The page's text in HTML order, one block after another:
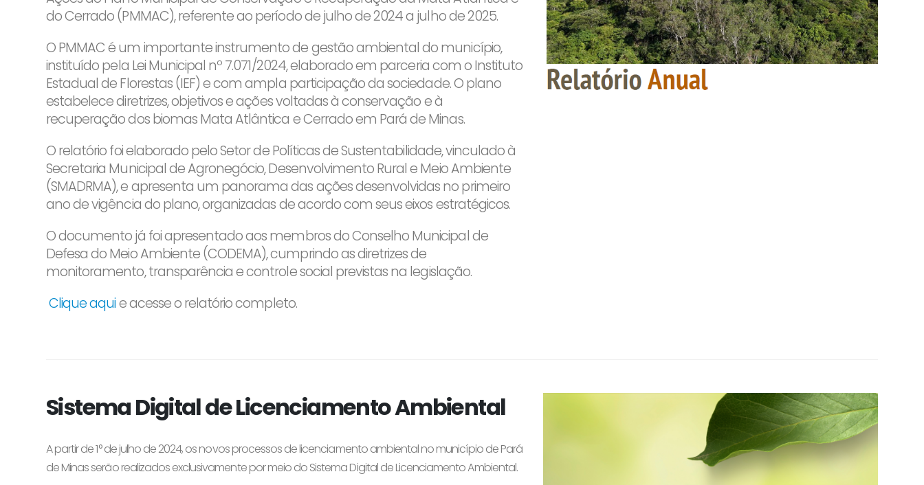
do Cerrado (PMMAC), referente ao período de julho de 2024 a julho de 2025.
O PMMAC é um importante instrumento de gestão ambiental do município,
instituído pela Lei Municipal nº 7.071/2024, elaborado em parceria com o Instituto
Estadual de Florestas (IEF) e com ampla participação da sociedade. O plano
estabelece diretrizes, objetivos e ações voltadas à conservação e à
recuperação dos biomas Mata Atlântica e Cerrado em Pará de Minas.
O relatório foi elaborado pelo Setor de Políticas de Sustentabilidade, vinculado à
Secretaria Municipal de Agronegócio, Desenvolvimento Rural e Meio Ambiente
(SMADRMA), e apresenta um panorama das ações desenvolvidas no primeiro
ano de vigência do plano, organizadas de acordo com seus eixos estratégicos.
O documento já foi apresentado aos membros do Conselho Municipal de
Defesa do Meio Ambiente (CODEMA), cumprindo as diretrizes de
monitoramento, transparência e controle social previstas na legislação.
Clique aquie acesse o relatório completo.
Sistema Digital de Licenciamento Ambiental
A partir de 1° de julho de 2024, os novos processos de licenciamento ambiental no município de Pará
de Minasserão realizados exclusivamente por meio do Sistema Digital de Licenciamento Ambiental.